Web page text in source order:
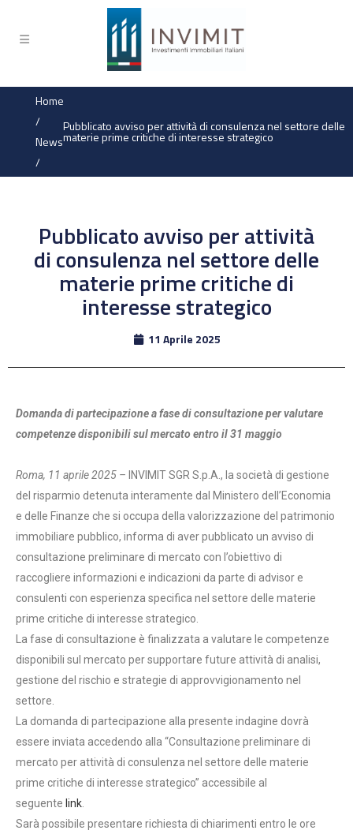
Home
/
News
/
Pubblicato avviso per attività di consulenza nel settore delle
materie prime critiche di interesse strategico
Pubblicato avviso per attività
di consulenza nel settore delle
materie prime critiche di
interesse strategico
11 Aprile 2025
Domanda di partecipazione a fase di consultazione per valutare
competenze disponibili sul mercato entro il 31 maggio
Roma, 11 aprile 2025 – INVIMIT SGR S.p.A., la società di gestione
del risparmio detenuta interamente dal Ministero dell’Economia
e delle Finanze che si occupa della valorizzazione del patrimonio
immobiliare pubblico, informa di aver pubblicato un avviso di
consultazione preliminare di mercato con l’obiettivo di
raccogliere informazioni e indicazioni da parte di advisor e
consulenti con esperienza specifica nel settore delle materie
prime critiche di interesse strategico.
La fase di consultazione è finalizzata a valutare le competenze
disponibili sul mercato per supportare future attività di analisi,
gestione del rischio e strategie di approvvigionamento nel
settore.
La domanda di partecipazione alla presente indagine dovrà
essere inviata accedendo alla “Consultazione preliminare di
mercato per attività di consulenza nel settore delle materie
prime critiche di interesse strategico” accessibile al
seguente link
Sarà possibile presentare richiesta di chiarimenti entro le ore